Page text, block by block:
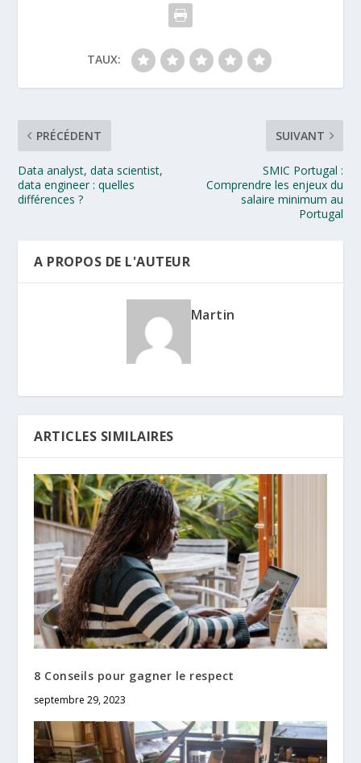
TAUX:
PRÉCÉDENT
Data analyst, data scientist,
data engineer : quelles
différences ?
SUIVANT
SMIC Portugal :
Comprendre les enjeux du
salaire minimum au
Portugal
A PROPOS DE L'AUTEUR
Martin
ARTICLES SIMILAIRES
8 Conseils pour gagner le respect
septembre 29, 2023